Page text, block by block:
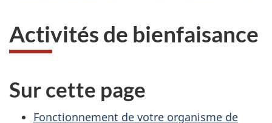
Activités de bienfaisance
Sur cette page
Fonctionnement de votre organisme de